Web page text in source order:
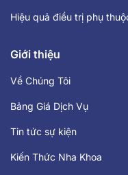
Hiệu quả điều trị phụ
Giới thiệu
Về Chúng Tôi
Bảng Giá Dịch Vụ
Tin tức sự kiện
Kiến Thức Nha Khoa